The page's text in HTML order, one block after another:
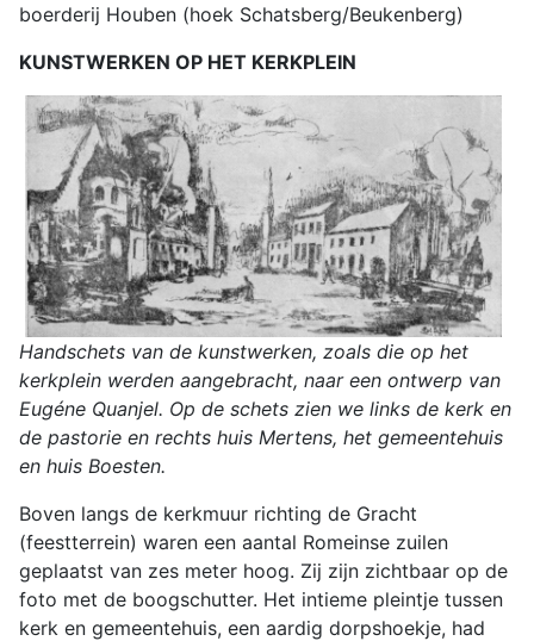
boerderij Houben (hoek Schatsberg/Beukenberg)
KUNSTWERKEN OP HET KERKPLEIN
Handschets van de kunstwerken, zoals die op het
kerkplein werden aangebracht, naar een ontwerp van
Eugéne Quanjel. Op de schets zien we links de kerk en
de pastorie en rechts huis Mertens, het gemeentehuis
en huis Boesten.
Boven langs de kerkmuur richting de Gracht
(feestterrein) waren een aantal Romeinse zuilen
geplaatst van zes meter hoog. Zij zijn zichtbaar op de
foto met de boogschutter. Het intieme pleintje tussen
kerk en gemeentehuis, een aardig dorpshoekje, had